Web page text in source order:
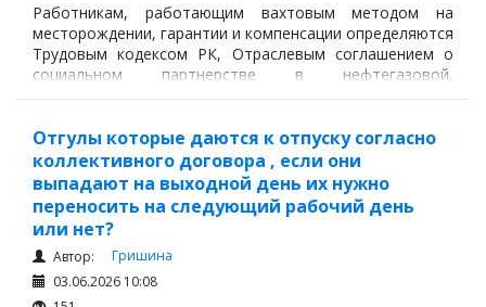
Работникам, работающим вахтовым методом на
месторождении, гарантии и компенсации определяются
Трудовым кодексом РК, Отраслевым соглашением о
социальном партнерстве в нефтегазовой,
нефтеперерабатывающей и нефтегазохимической
также локальными актами работодателя и
результатами аттестации производственных объектов
по условиям труда.
Отгулы которые даются к отпуску согласно
коллективного договора , если они
выпадают на выходной день их нужно
переносить на следующий рабочий день
или нет?
Автор:
Гришина
03.06.2026 10:08